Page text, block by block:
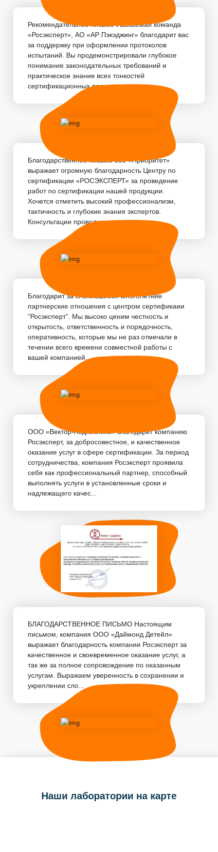
Рекомендательное письмо Уважаемая команда
«Росэксперт», АО «АР Пэкэджинг» благодарит вас
за поддержку при оформлении протоколов
испытаний. Вы продемонстрировали глубокое
понимание законодательных требований и
практическое знание всех тонкостей
сертификационных про...
Благодарственное письмо 000 «Приоритет»
выражает огромную благодарность Центру по
сертификации «РОСЭКСПЕРТ» за проведение
работ по сертификации нашей продукции.
Хочется отметить высокий профессионализм,
тактичность и глубокие знания экспертов.
Консультации проводились...
Благодарит за сложившиеся многолетние
партнерские отношения с центром сертификаии
“Росэксперт”. Мы высоко ценим честность и
открытость, ответственность и порядочность,
оперативность, которые мы не раз отмечали в
течении всего времени совместной работы с
вашей компанией. ...
ООО «Вектор-Лоджистикс» благодарит компанию
Росэксперт, за добросовестное, и качественное
оказание услуг в сфере сертификации. За период
сотрудничества, компания Росэксперт проявила
себя как профессиональный партнер, способный
выполнять услуги в установленные сроки и
надлежащего качес...
БЛАГОДАРСТВЕННОЕ ПИСЬМО Настоящим
письмом, компания ООО «Даймонд Детейл»
выражает благодарность компании Росэксперт за
качественное и своевременное оказание услуг, а
так же за полное сопровождение по оказанным
услугам. Выражаем уверенность в сохранении и
укреплении сло...
Наши лаборатории на карте